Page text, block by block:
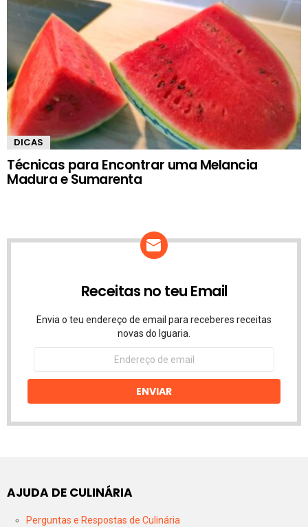
DICAS
Técnicas para Encontrar uma Melancia
Madura e Sumarenta
Receitas no teu Email
Envia o teu endereço de email para receberes receitas
novas do Iguaria.
Endereço
email
ENVIAR
AJUDA DE CULINÁRIA
Perguntas e Respostas de Culinária